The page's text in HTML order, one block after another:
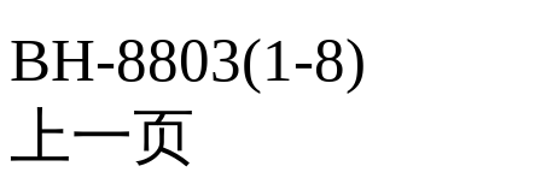
BH-8803(1-8)
上一页